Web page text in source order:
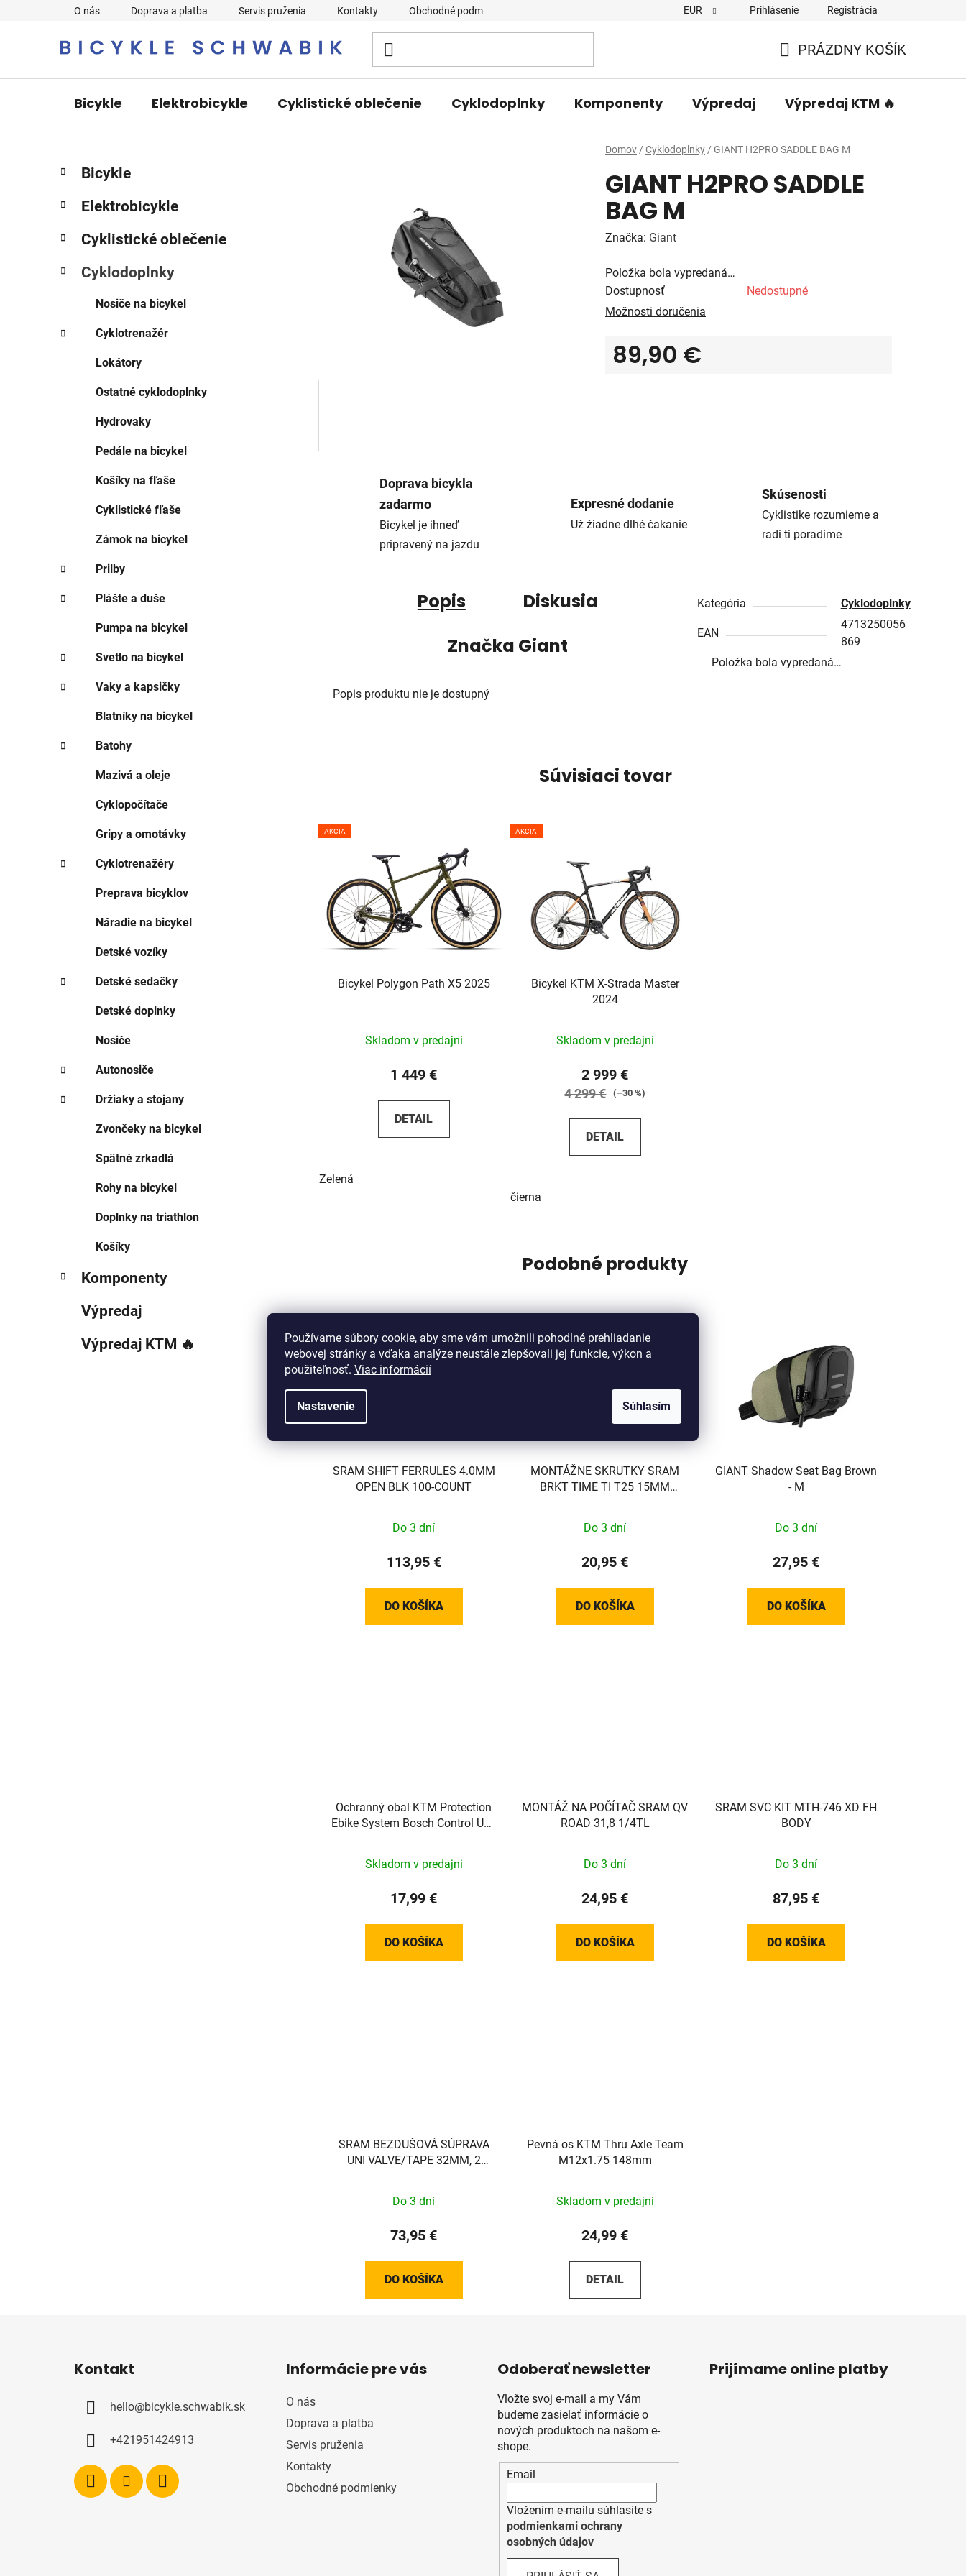
Používame súbory cookie, aby sme vám umožnili pohodlné prehliadanie
webovej stránky a vďaka analýze neustále zlepšovali jej funkcie, výkon a
použiteľnosť. Viac informácií
Nastavenie Súhlasím
O nás Doprava a platba Servis pruženia Kontakty Obchodné podmienky EUR Prihlásenie Registrácia
KOŠÍK
PRÁZDNY KOŠÍK
Bicykle Elektrobicykle Cyklistické oblečenie Cyklodoplnky Komponenty Výpredaj Výpredaj KTM 🔥
Domov / Cyklodoplnky / GIANT H2PRO SADDLE BAG M
B
o
č
ý
a
l
kategórie
K
a
e
ó
i
Bicykle
Elektrobicykle
Cyklistické oblečenie
Cyklodoplnky
Nosiče na bicykel
Cyklotrenažér
Lokátory
Ostatné cyklodoplnky
Hydrovaky
Pedále na bicykel
Košíky na fľaše
Cyklistické fľaše
Zámok na bicykel
Prilby
Plášte a duše
Pumpa na bicykel
Svetlo na bicykel
Vaky a kapsičky
Blatníky na bicykel
Batohy
Mazivá a oleje
Cyklopočítače
Gripy a omotávky
Cyklotrenažéry
Preprava bicyklov
Náradie na bicykel
Detské vozíky
Detské sedačky
Detské doplnky
Nosiče
Autonosiče
Držiaky a stojany
Zvončeky na bicykel
Spätné zrkadlá
Rohy na bicykel
Doplnky na triathlon
Košíky
Komponenty
Výpredaj
Výpredaj KTM 🔥
GIANT H2PRO SADDLE
BAG M
Značka: Giant
Položka bola vypredaná…
Dostupnosť
Nedostupné
Možnosti doručenia
89,90 €
Doprava bicykla
zadarmo
Bicykel je ihneď
pripravený na jazdu
Expresné dodanie
Už žiadne dlhé čakanie
Skúsenosti
Cyklistike rozumieme a
radi ti poradíme
Popis
Diskusia
Značka Giant
Popis produktu nie je dostupný
Kategória Cyklodoplnky
EAN
4713250056
869
Položka bola vypredaná…
Súvisiaci tovar
AKCIA
Bicykel Polygon Path X5 2025
Skladom v predajni
1 449 €
DETAIL
Zelená
AKCIA
Bicykel KTM X-Strada Master
2024
Skladom v predajni
2 999 €
4 299 € (–30 %)
DETAIL
čierna
Podobné produkty
SRAM SHIFT FERRULES 4.0MM
OPEN BLK 100-COUNT
Do 3 dní
113,95 €
DO KOŠÍKA
MONTÁŽNE SKRUTKY SRAM
BRKT TIME TI T25 15MM
Do 3 dní
20,95 €
DO KOŠÍKA
GIANT Shadow Seat Bag Brown
- M
Do 3 dní
27,95 €
DO KOŠÍKA
Ochranný obal KTM Protection
Ebike System Bosch Control Unit
Skladom v predajni
17,99 €
DO KOŠÍKA
MONTÁŽ NA POČÍTAČ SRAM QV
ROAD 31,8 1/4TL
Do 3 dní
24,95 €
DO KOŠÍKA
SRAM SVC KIT MTH-746 XD FH
BODY
Do 3 dní
87,95 €
DO KOŠÍKA
SRAM BEZDUŠOVÁ SÚPRAVA
UNI VALVE/TAPE 32MM, 2
Do 3 dní
73,95 €
DO KOŠÍKA
Pevná os KTM Thru Axle Team
M12x1.75 148mm
Skladom v predajni
24,99 €
DETAIL
Kontakt
hello@bicykle.schwabik.sk
+421951424913
Informácie pre vás
O nás
Doprava a platba
Servis pruženia
Kontakty
Obchodné podmienky
Odoberať newsletter
Vložte svoj e-mail a my Vám
budeme zasielať informácie o
nových produktoch na našom e-
shope.
Email
Vložením e-mailu súhlasíte s
podmienkami ochrany
osobných údajov
Prijímame online platby